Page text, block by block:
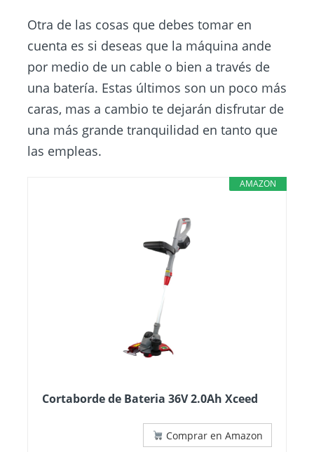
Otra de las cosas que debes tomar en
cuenta es si deseas que la máquina ande
por medio de un cable o bien a través de
una batería. Estas últimos son un poco más
caras, mas a cambio te dejarán disfrutar de
una más grande tranquilidad en tanto que
las empleas.
AMAZON
Cortaborde de Bateria 36V 2.0Ah Xceed
Comprar en Amazon